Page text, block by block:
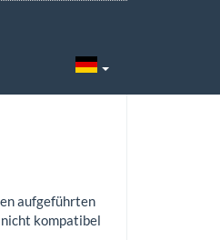
aufgeführten
kompatibel